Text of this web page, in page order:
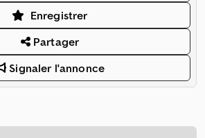
Enregistrer
Partager
Signaler l'annonce